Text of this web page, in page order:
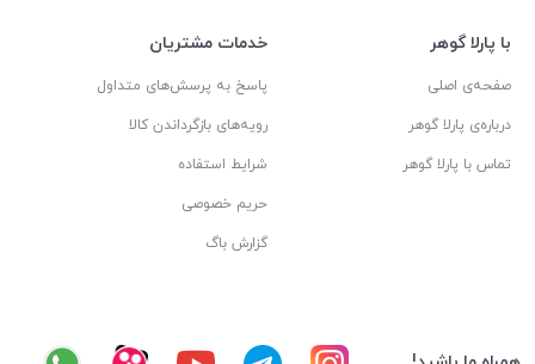
با پارلا گوهر
صفحه‌ی اصلی
درباره‌ی پارلا گوهر
تماس با پارلا گوهر
خدمات مشتریان
پاسخ به پرسش‌های متداول
رویه‌های بازگرداندن کالا
شرایط استفاده
حریم خصوصی
گزارش باگ